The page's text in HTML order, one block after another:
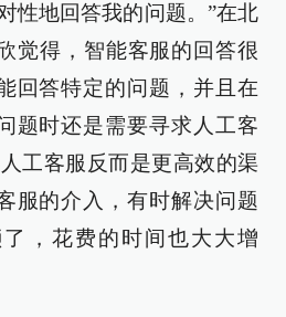
性地回答我的问题。”在北
觉得，智能客服的回答很
回答特定的问题，并且在
题时还是需要寻求人工客
工客服反而是更高效的渠
服的介入，有时解决问题
，花费的时间也大大增